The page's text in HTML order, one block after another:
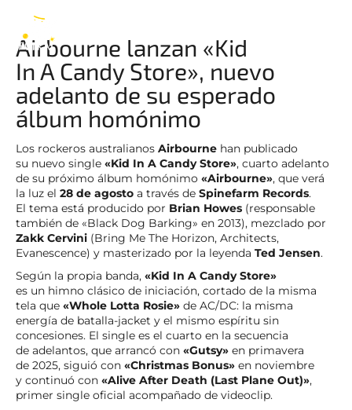
Airbourne lanzan «Kid
In A Candy Store», nuevo
adelanto de su esperado
álbum homónimo
Los rockeros australianos Airbourne han publicado
su nuevo single «Kid In A Candy Store», cuarto adelanto
de su próximo álbum homónimo «Airbourne», que verá
la luz el 28 de agosto a través de Spinefarm Records.
El tema está producido por Brian Howes (responsable
también de «Black Dog Barking» en 2013), mezclado por
Zakk Cervini (Bring Me The Horizon, Architects,
Evanescence) y masterizado por la leyenda Ted Jensen.
Según la propia banda, «Kid In A Candy Store»
es un himno clásico de iniciación, cortado de la misma
tela que «Whole Lotta Rosie» de AC/DC: la misma
energía de batalla-jacket y el mismo espíritu sin
concesiones. El single es el cuarto en la secuencia
de adelantos, que arrancó con «Gutsy» en primavera
de 2025, siguió con «Christmas Bonus» en noviembre
y continuó con «Alive After Death (Last Plane Out)»,
primer single oficial acompañado de videoclip.